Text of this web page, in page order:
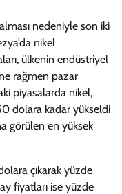
nedeniyle son iki
nikel
ülkenin endüstriyel
rağmen pazar
piyasalarda nikel,
dolara kadar yükseldi
görülen en yüksek
çıkarak yüzde
fiyatları ise yüzde